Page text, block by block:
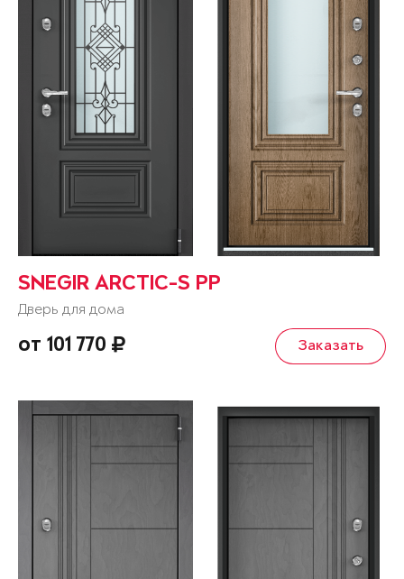
SNEGIR ARCTIC-S PP
Дверь для дома
от 101 770 Заказать